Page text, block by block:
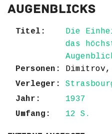
Augenblicks
Titel:
Die
das
Personen:
Dimitrov,
Verleger:
Jahr:
1937
Umfang:
12 S.